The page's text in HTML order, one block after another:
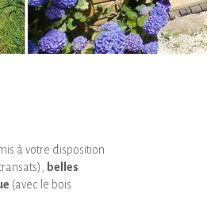
à votre disposition
belles
(avec le bois